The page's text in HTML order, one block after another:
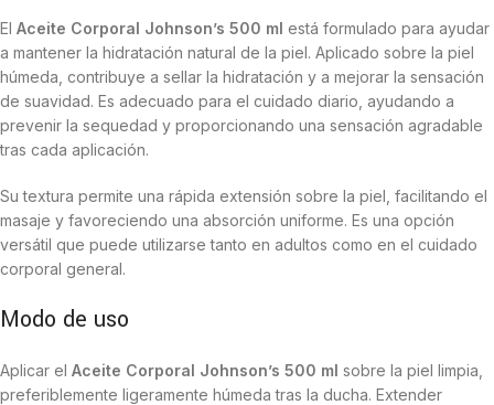
El Aceite Corporal Johnson’s 500 ml está formulado para ayudar
a mantener la hidratación natural de la piel. Aplicado sobre la piel
húmeda, contribuye a sellar la hidratación y a mejorar la sensación
de suavidad. Es adecuado para el cuidado diario, ayudando a
prevenir la sequedad y proporcionando una sensación agradable
tras cada aplicación.
Su textura permite una rápida extensión sobre la piel, facilitando el
masaje y favoreciendo una absorción uniforme. Es una opción
versátil que puede utilizarse tanto en adultos como en el cuidado
corporal general.
Modo de uso
Aplicar el Aceite Corporal Johnson’s 500 ml sobre la piel limpia,
preferiblemente ligeramente húmeda tras la ducha. Extender